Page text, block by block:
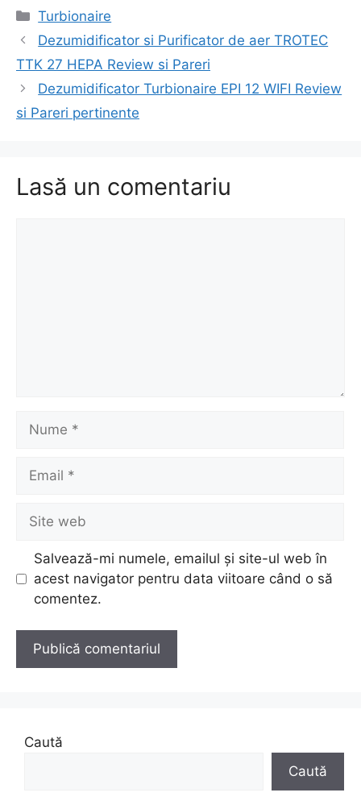
Categorii
Turbionaire
Navigare
în
Dezumidificator si Purificator de aer TROTEC
TTK 27 HEPA Review si Pareri
Dezumidificator Turbionaire EPI 12 WIFI Review
si Pareri pertinente
Lasă un comentariu
Nume
Email
Site
web
Salvează-mi numele, emailul și site-ul web în
acest navigator pentru data viitoare când o să
comentez.
Caută
Caută